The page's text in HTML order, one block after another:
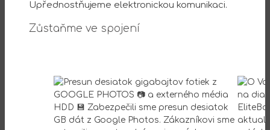
Upřednostňujeme elektronickou komunikaci.
Zůstaňme ve spojení